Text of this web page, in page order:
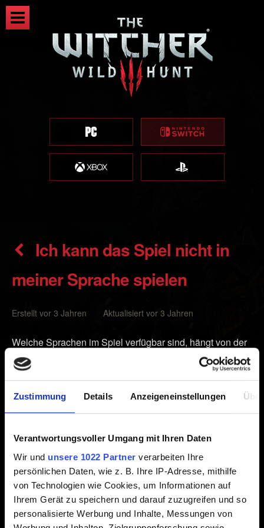
Zustimmung Details Anzeigeneinstellungen
Verantwortungsvoller Umgang mit Ihren Daten
Wir und unsere 1022 Partner verarbeiten Ihre
persönlichen Daten, wie z. B. Ihre IP-Adresse, mithilfe
von Technologien wie Cookies, um Informationen auf
Ihrem Gerät zu speichern und darauf zuzugreifen und so
personalisierte Werbung und Inhalte, Messungen von
Ich kann das Spiel nicht in
meiner Sprache spielen
Erstellt vor 3 Jahren Aktualisiert vor 3 Jahren
Welche Sprachen im Spiel verfügbar sind, hängt von der
Region und Edition ab.
Witcher 3 im Nintendo eShop verfügbar ist – bitte
beachte, dass ein Sprachpaket nur dann funktioniert,
kompatibel ist.
Wenn wir die Region deiner Softwarekarte überprüfen
sollen, gib bitte den Code an, der auf der Rückseite der
Box über dem Barcode oder auf der Softwarekarte selbst
zu finden ist (z. B. HAC-P-AURVL).